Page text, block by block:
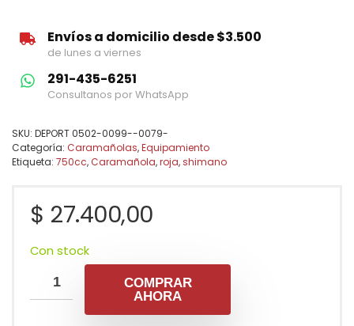
Envíos a domicilio desde $3.500
de lunes a viernes
291-435-6251
Consultanos por WhatsApp
SKU: DEPORT 0502-0099--0079-
Categoría: Caramañolas,Equipamiento
Etiqueta: 750cc,Caramañola,roja,shimano
$ 27.400,00
Con stock
COMPRAR
AHORA